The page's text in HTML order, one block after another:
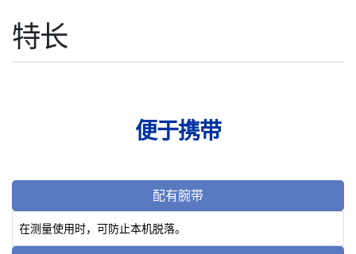
特长
便于携带
配有腕带
在测量使用时，可防止本机脱落。